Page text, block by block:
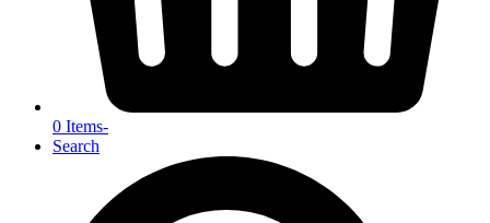
0 Items-
Search